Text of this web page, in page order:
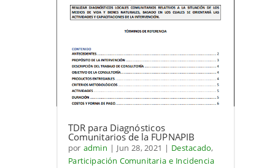
TDR para Diagnósticos
Comunitarios de la FUPNAPIB
por admin | Jun 28, 2021 | Destacado,
Participación Comunitaria e Incidencia